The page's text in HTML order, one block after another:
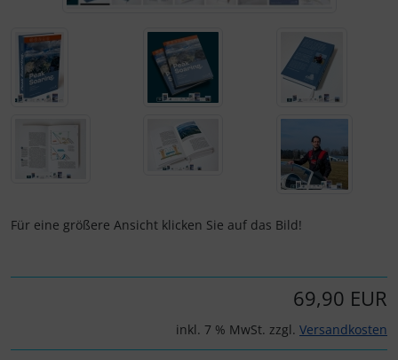
Für eine größere Ansicht klicken Sie auf das Bild!
69,90 EUR
inkl. 7 % MwSt. zzgl. Versandkosten
Instrumente
Mückenputzer
Navigation
Reifen, Schläuche und Co.
Sauerstoff, Gas und Feuer
Schläuche, Verbinder....
Schrauben, Muttern & Co.
Schlüsselanhänger
Schmuck
Taschen
Thermikhüte
3D Reliefkarten